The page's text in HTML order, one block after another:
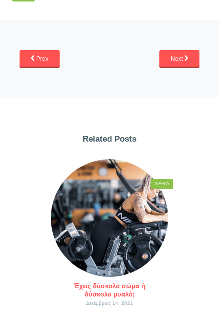
Prev Next
Related Posts
Έχεις δύσκολο σώμα ή
δύσκολο μυαλό;
Δεκέμβριος 14, 2021
ΆΡΘΡΑ